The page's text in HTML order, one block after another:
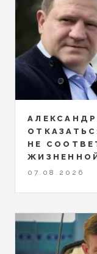
НЕ
07.08.2026